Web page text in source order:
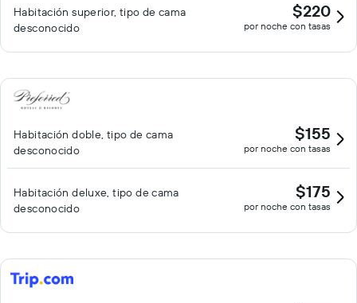
Habitación superior, tipo de cama
desconocido
$220
por noche con tasas
Habitación doble, tipo de cama
desconocido
$155
por noche con tasas
Habitación deluxe, tipo de cama
desconocido
$175
por noche con tasas